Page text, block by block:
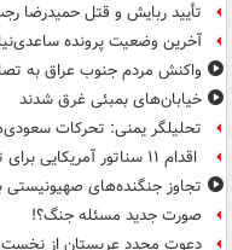
تأیید ربایش و قتل حمیدرضا
آخرین وضعیت پرونده ساعدی‌نیا
واکنش مردم جنوب عراق به
خیابان‌های بمبئی غرق شدند
تحلیلگر یمنی: تحرکات
اقدام ۱۱ سناتور آمریکایی برای توقف جنگ علیه ایران
تجاوز جنگنده‌های صهیونیستی
صورت جدید مسئله جنگ؟!
دعوت مجدد عربستان از